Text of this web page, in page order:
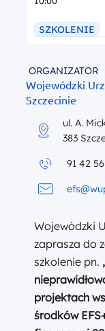
Wojewódzki
zaprasza do
szkolenie pn.
projektach
środków
SZKOLENIE
ORGANIZATOR
Wojewódzki
Szczecinie
ul. A.
383
91 42